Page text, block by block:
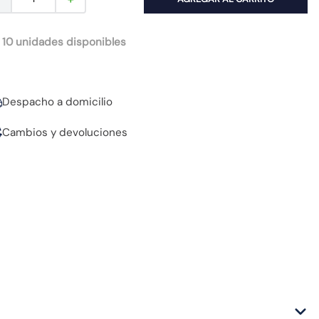
10 unidades disponibles
Despacho a domicilio
Cambios y devoluciones